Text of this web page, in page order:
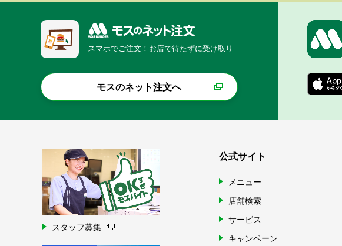
スマホでご注文！お店で待たずに受け取り
モスのネット注文へ
スタッフ募集
公式サイト
メニュー
店舗検索
サービス
キャンペーン